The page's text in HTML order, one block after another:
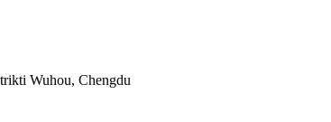
Wuhou, Chengdu